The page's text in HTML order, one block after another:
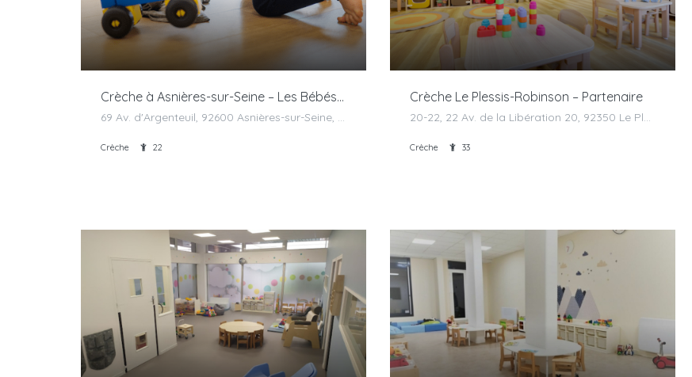
Crèche à Asnières-sur-Seine – Les Bébés Explorateurs
69 Av. d'Argenteuil, 92600 Asnières-sur-Seine, France
Crèche 22
Crèche Le Plessis-Robinson – Partenaire
20-22, 22 Av. de la Libération 20, 92350 Le Plessis-Robinson, France
Crèche 33